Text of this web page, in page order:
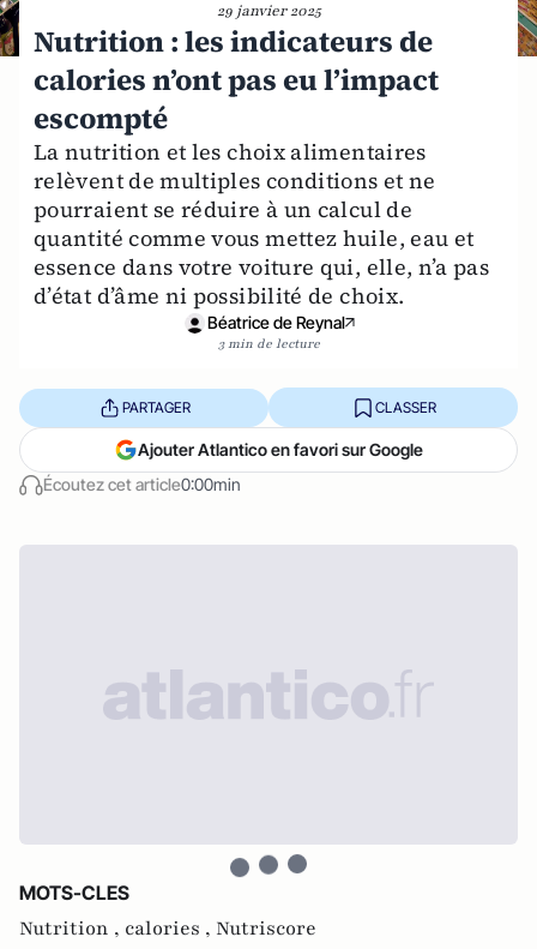
29 janvier 2025
Nutrition : les indicateurs de
calories n’ont pas eu l’impact
escompté
La nutrition et les choix alimentaires
relèvent de multiples conditions et ne
pourraient se réduire à un calcul de
quantité comme vous mettez huile, eau et
essence dans votre voiture qui, elle, n’a pas
d’état d’âme ni possibilité de choix.
Béatrice de Reynal
3 min de lecture
Écoutez cet article0:00min
PARTAGER CLASSER
Ajouter Atlantico en favori sur Google
MOTS-CLES
Nutrition , calories , Nutriscore